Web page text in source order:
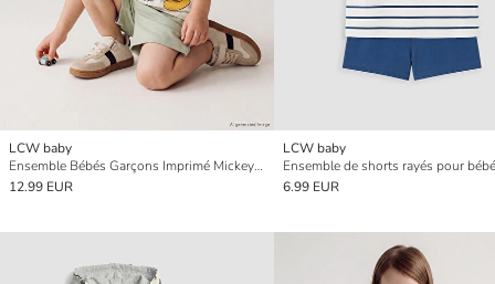
LCW baby
Ensemble Bébés Garçons Imprimé Mickey Mouse
12.99 EUR
LCW baby
6.99 EUR